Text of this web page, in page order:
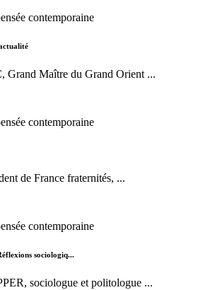
contemporaine
Grand Maître du Grand Orient ...
contemporaine
de France fraternités, ...
contemporaine
sociologiq...
sociologue et politologue ...